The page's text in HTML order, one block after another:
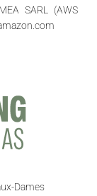
SARL (AWS
Dames